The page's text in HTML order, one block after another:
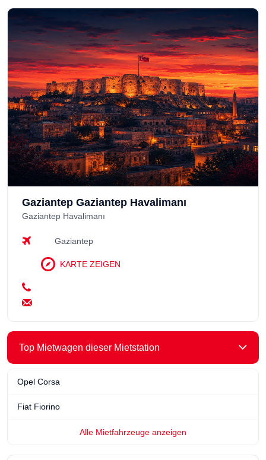
Gaziantep Gaziantep Havalimanı
Gaziantep Havalimanı
Gaziantep
KARTE ZEIGEN
Top Mietwagen dieser Mietstation
Opel Corsa
Fiat Fiorino
Alle Mietfahrzeuge anzeigen